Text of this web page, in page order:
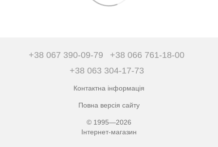
+38 067 390-09-79
+38 066 761-18-00
+38 063 304-17-73
Контактна інформація
Повна версія сайту
© 1995—2026
Інтернет-магазин